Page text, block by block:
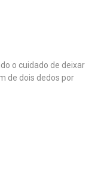
o cuidado de deixar
de dois dedos por